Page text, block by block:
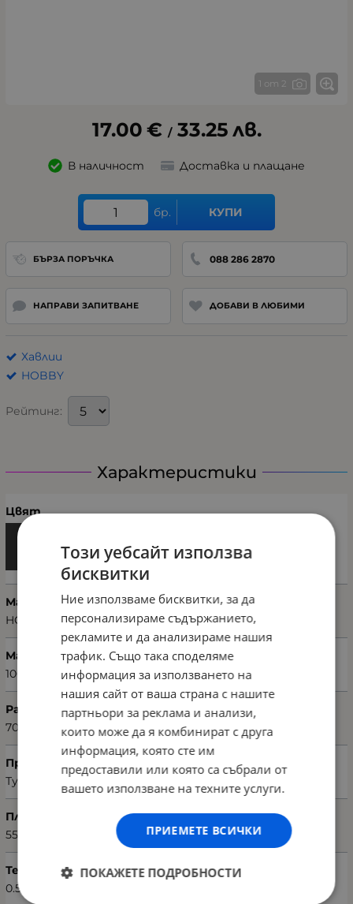
1 от 2
17.00 € / 33.25 лв.
В наличност Доставка и плащане
бр. КУПИ
БЪРЗА ПОРЪЧКА 088 286 2870
НАПРАВИ ЗАПИТВАНЕ ДОБАВИ В ЛЮБИМИ
Хавлии
HOBBY
Рейтинг:
Характеристики
Цвят
Марка
HOBBY
Материал
100% микропамук (microcotton)
Размери хавлия (Ш х Д)
70 х 140 см
Произход
Турция
Плътност на материята
550 г/м²
Тегло (кг.)
0.50
Този уебсайт използва
бисквитки
Ние използваме бисквитки, за да
персонализираме съдържанието,
рекламите и да анализираме нашия
трафик. Също така споделяме
информация за използването на
нашия сайт от ваша страна с нашите
партньори за реклама и анализи,
които може да я комбинират с друга
информация, която сте им
предоставили или която са събрали от
вашето използване на техните услуги.
ПРИЕМЕТЕ ВСИЧКИ
ПОКАЖЕТЕ ПОДРОБНОСТИ